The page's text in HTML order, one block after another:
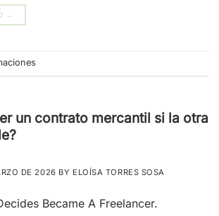
→
un contrato mercantil si la otra
DE 2026 BY ELOÍSA TORRES SOSA